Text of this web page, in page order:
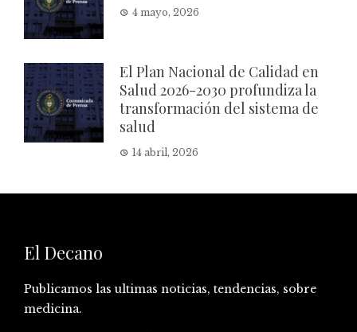
4 mayo, 2026
El Plan Nacional de Calidad en
Salud 2026-2030 profundiza la
transformación del sistema de
salud
14 abril, 2026
El Decano
Publicamos las ultimas noticias, tendencias, sobre
medicina.